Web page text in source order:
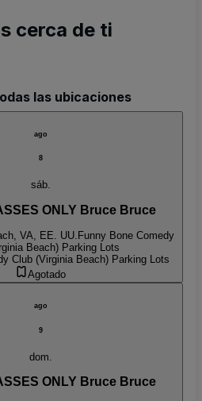
cerca de ti
las ubicaciones
ago
8
sáb.
ONLY Bruce Bruce
VA, EE. UU.Funny Bone Comedy
Beach) Parking Lots
Club (Virginia Beach) Parking Lots
Agotado
ago
9
dom.
ONLY Bruce Bruce